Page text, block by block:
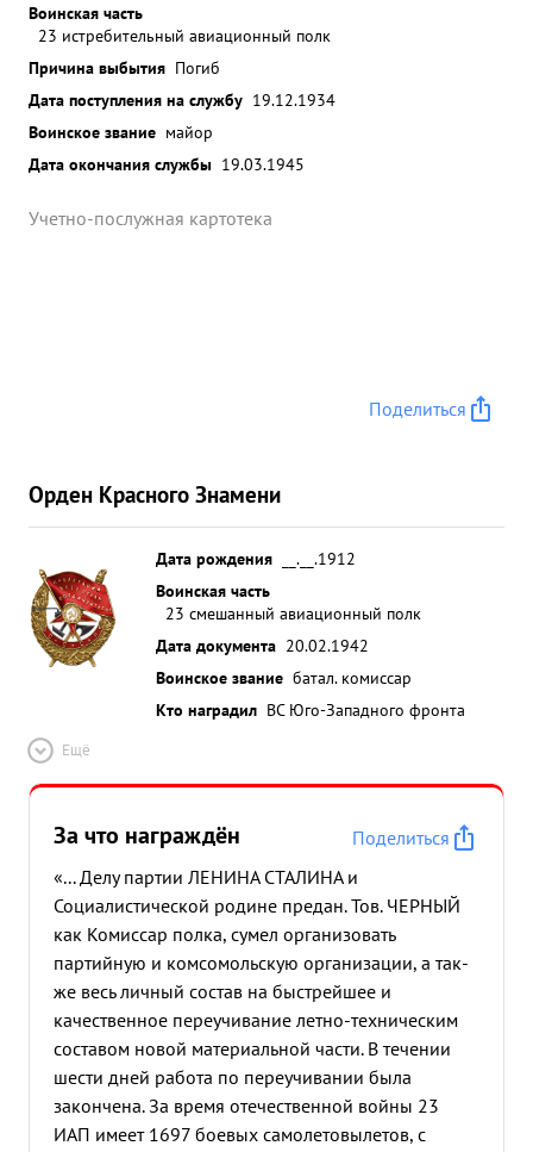
Воинская часть
23 истребительный авиационный полк
Причина выбытия Погиб
Дата поступления на службу 19.12.1934
Воинское звание майор
Дата окончания службы 19.03.1945
Учетно-послужная картотека
Поделиться
Орден Красного Знамени
Дата рождения
__.__.1912
Воинская часть
23 смешанный авиационный полк
Дата документа 20.02.1942
Воинское звание батал. комиссар
Кто наградил ВС Юго-Западного фронта
Ещё
За что награждён
Поделиться
«... Делу партии ЛЕНИНА СТАЛИНА и
Социалистической родине предан. Тов. ЧЕРНЫЙ
как Комиссар полка, сумел организовать
партийную и комсомольскую организации, а так-
же весь личный состав на быстрейшее и
качественное переучивание летно-техническим
составом новой материальной части. В течении
шести дней работа по переучивании была
закончена. За время отечественной войны 23
ИАП имеет 1697 боевых самолетовылетов, с